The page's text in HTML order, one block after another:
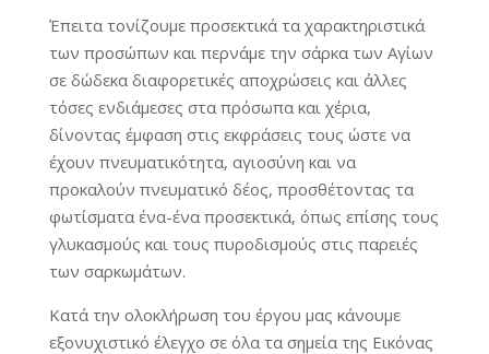
Έπειτα τονίζουμε προσεκτικά τα χαρακτηριστικά
των προσώπων και περνάμε την σάρκα των Αγίων
σε δώδεκα διαφορετικές αποχρώσεις και άλλες
τόσες ενδιάμεσες στα πρόσωπα και χέρια,
δίνοντας έμφαση στις εκφράσεις τους ώστε να
έχουν πνευματικότητα, αγιοσύνη και να
προκαλούν πνευματικό δέος, προσθέτοντας τα
φωτίσματα ένα-ένα προσεκτικά, όπως επίσης τους
γλυκασμούς και τους πυροδισμούς στις παρειές
των σαρκωμάτων.
Κατά την ολοκλήρωση του έργου μας κάνουμε
εξονυχιστικό έλεγχο σε όλα τα σημεία της Εικόνας